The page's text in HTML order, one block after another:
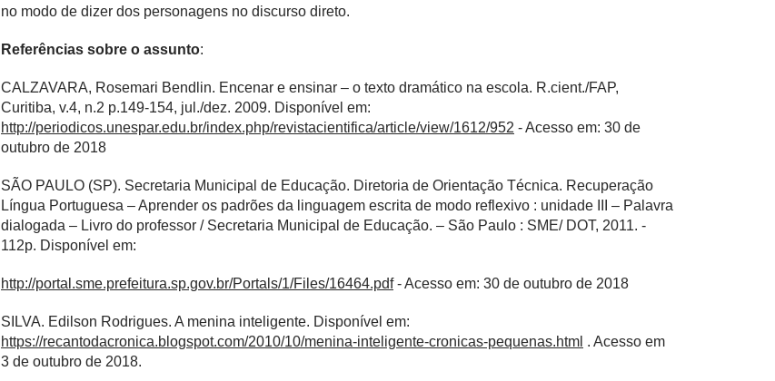
no modo de dizer dos personagens no discurso direto.
Referências sobre o assunto:
CALZAVARA, Rosemari Bendlin. Encenar e ensinar – o texto dramático na escola. R.cient./FAP,
Curitiba, v.4, n.2 p.149-154, jul./dez. 2009. Disponível em:
http://periodicos.unespar.edu.br/index.php/revistacientifica/article/view/1612/952 - Acesso em: 30 de
outubro de 2018
SÃO PAULO (SP). Secretaria Municipal de Educação. Diretoria de Orientação Técnica. Recuperação
Língua Portuguesa – Aprender os padrões da linguagem escrita de modo reflexivo : unidade III – Palavra
dialogada – Livro do professor / Secretaria Municipal de Educação. – São Paulo : SME/ DOT, 2011. -
112p. Disponível em:
http://portal.sme.prefeitura.sp.gov.br/Portals/1/Files/16464.pdf- Acesso em: 30 de outubro de 2018
SILVA. Edilson Rodrigues. A menina inteligente. Disponível em:
https://recantodacronica.blogspot.com/2010/10/menina-inteligente-cronicas-pequenas.html . Acesso em
3 de outubro de 2018.